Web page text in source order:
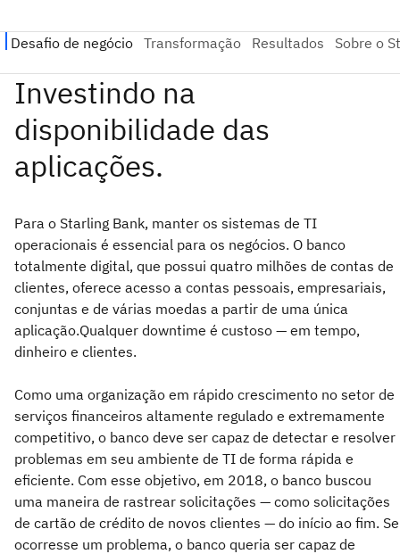
Para o Starling Bank, manter os sistemas de TI
operacionais é essencial para os negócios. O banco
totalmente digital, que possui quatro milhões de contas de
clientes, oferece acesso a contas pessoais, empresariais,
conjuntas e de várias moedas a partir de uma única
aplicação.Qualquer downtime é custoso — em tempo,
dinheiro e clientes.
Como uma organização em rápido crescimento no setor de
serviços financeiros altamente regulado e extremamente
competitivo, o banco deve ser capaz de detectar e resolver
problemas em seu ambiente de TI de forma rápida e
eficiente. Com esse objetivo, em 2018, o banco buscou
uma maneira de rastrear solicitações — como solicitações
de cartão de crédito de novos clientes — do início ao fim. Se
ocorresse um problema, o banco queria ser capaz de